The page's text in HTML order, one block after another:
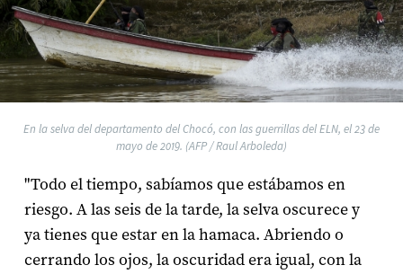
En la selva del departamento del Chocó, con las guerrillas del ELN, el 23 de
mayo de 2019. (AFP / Raul Arboleda)
"Todo el tiempo, sabíamos que estábamos en
riesgo. A las seis de la tarde, la selva oscurece y
ya tienes que estar en la hamaca. Abriendo o
cerrando los ojos, la oscuridad era igual, con la